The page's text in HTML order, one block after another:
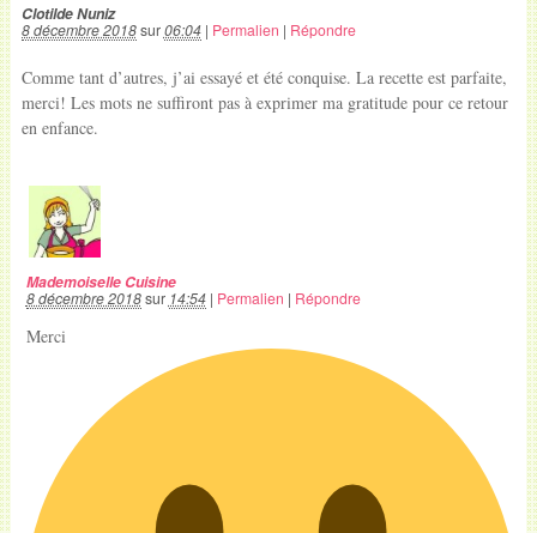
Clotilde Nuniz
8 décembre 2018sur06:04| Permalien | Répondre
Comme tant d’autres, j’ai essayé et été conquise. La recette est parfaite,
merci! Les mots ne suffiront pas à exprimer ma gratitude pour ce retour
en enfance.
Mademoiselle Cuisine
8 décembre 2018sur 14:54| Permalien | Répondre
Merci